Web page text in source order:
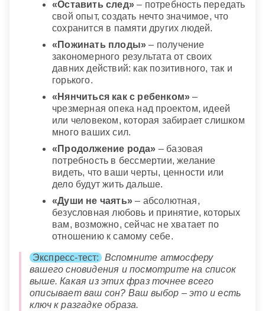
«Оставить след» – потребность передать
свой опыт, создать нечто значимое, что
сохранится в памяти других людей.
«Пожинать плоды» – получение
закономерного результата от своих
давних действий: как позитивного, так и
горького.
«Нянчиться как с ребенком» –
чрезмерная опека над проектом, идеей
или человеком, которая забирает слишком
много ваших сил.
«Продолжение рода» – базовая
потребность в бессмертии, желание
видеть, что ваши черты, ценности или
дело будут жить дальше.
«Души не чаять» – абсолютная,
безусловная любовь и принятие, которых
вам, возможно, сейчас не хватает по
отношению к самому себе.
Экспресс-тест:
Вспомните атмосферу
вашего сновидения и посмотрите на список
выше. Какая из этих фраз точнее всего
описывает ваш сон? Ваш выбор – это и есть
ключ к разгадке образа.